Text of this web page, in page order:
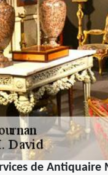
de Antiquaire